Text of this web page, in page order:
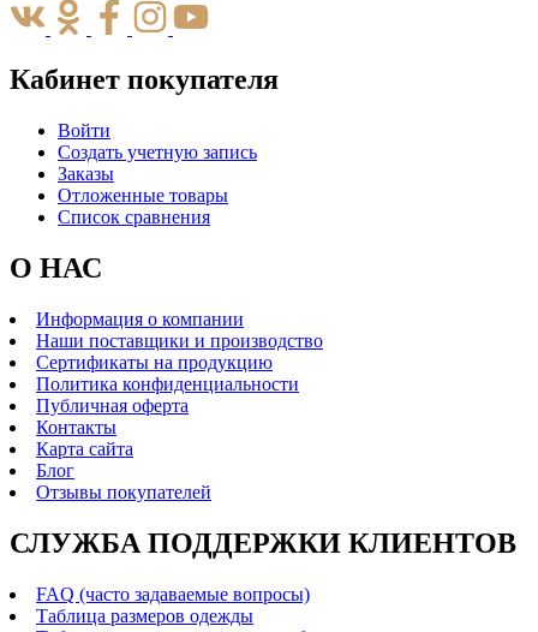
Кабинет покупателя
Войти
Создать учетную запись
Заказы
Отложенные товары
Список сравнения
О НАС
Информация о компании
Наши поставщики и производство
Сертификаты на продукцию
Политика конфиденциальности
Публичная оферта
Контакты
Карта сайта
Блог
Отзывы покупателей
СЛУЖБА ПОДДЕРЖКИ КЛИЕНТОВ
FAQ (часто задаваемые вопросы)
Таблица размеров одежды